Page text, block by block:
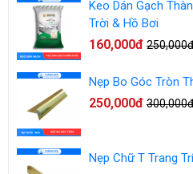
Keo Dán Gạch
Trời & Hồ Bơi
160,000đ 250,000đ
Nẹp Bo Góc Tròn
250,000đ 300,000đ
Nẹp Chữ T Trang